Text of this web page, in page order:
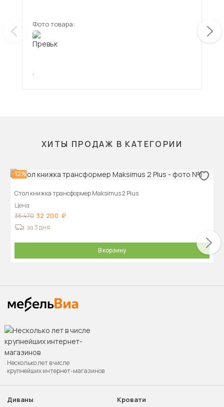
Фото товара:
,
ХИТЫ ПРОДАЖ В КАТЕГОРИИ
-12%
Стол книжка трансформер Maksimus 2 Plus
Цена
36 470 32 200
за 3 дня
В корзину
Несколько лет в числе
крупнейших интернет-магазинов
Диваны
Кровати